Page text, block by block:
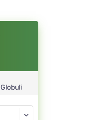
Globuli